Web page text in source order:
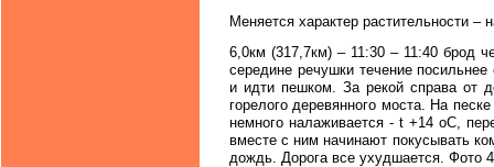
Меняется характер растительности –
6,0км (317,7км) – 11:30 – 11:40 брод
середине речушки течение
и идти пешком. За рекой справа от
горелого деревянного моста. На
немного налаживается - t +14 oC,
вместе с ним начинают покусывать
дождь. Дорога все ухудшается. Фото